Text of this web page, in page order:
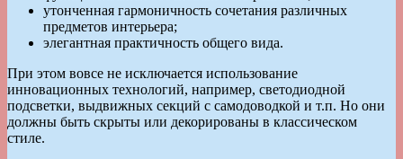
утонченная гармоничность сочетания различных
предметов интерьера;
элегантная практичность общего вида.
При этом вовсе не исключается использование
инновационных технологий, например, светодиодной
подсветки, выдвижных секций с самодоводкой и т.п. Но они
должны быть скрыты или декорированы в классическом
стиле.